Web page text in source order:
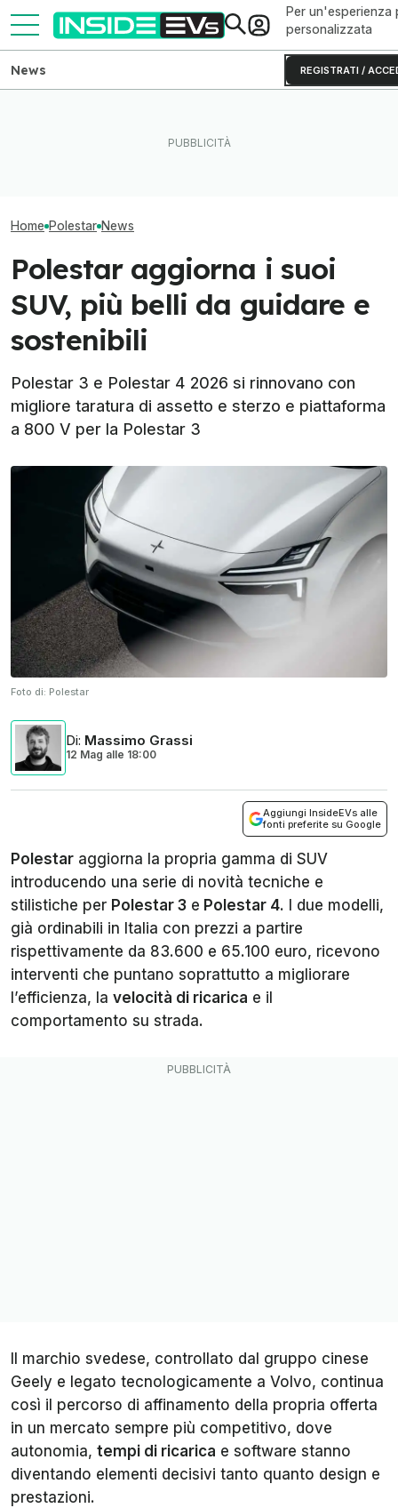
Per un'esperienza
personalizzata
REGISTRATI /
News
Home Polestar News
Polestar aggiorna i suoi
SUV, più belli da guidare e
sostenibili
Polestar 3 e Polestar 4 2026 si rinnovano con
migliore taratura di assetto e sterzo e piattaforma
a 800 V per la Polestar 3
Foto di: Polestar
Di: Massimo Grassi
12 Mag alle 18:00
Aggiungi InsideEVs alle
fonti preferite su Google
Polestar aggiorna la propria gamma di SUV
introducendo una serie di novità tecniche e
stilistiche per Polestar 3 e Polestar 4. I due modelli,
già ordinabili in Italia con prezzi a partire
rispettivamente da 83.600 e 65.100 euro, ricevono
interventi che puntano soprattutto a migliorare
l’efficienza, la velocità di ricarica e il
comportamento su strada.
Il marchio svedese, controllato dal gruppo cinese
Geely e legato tecnologicamente a Volvo, continua
così il percorso di affinamento della propria offerta
in un mercato sempre più competitivo, dove
autonomia, tempi di ricarica e software stanno
diventando elementi decisivi tanto quanto design e
prestazioni.